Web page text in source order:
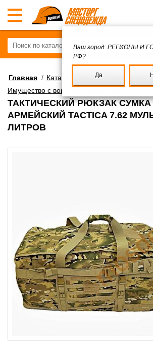
Ваш город: РЕГИОНЫ И
РФ?
Да
Главная / Каталог Военное имущество
/
Имущество с воинского хранения
ТАКТИЧЕСКИЙ РЮКЗАК СУМКА
АРМЕЙСКИЙ TACTICA 7.62
ЛИТРОВ